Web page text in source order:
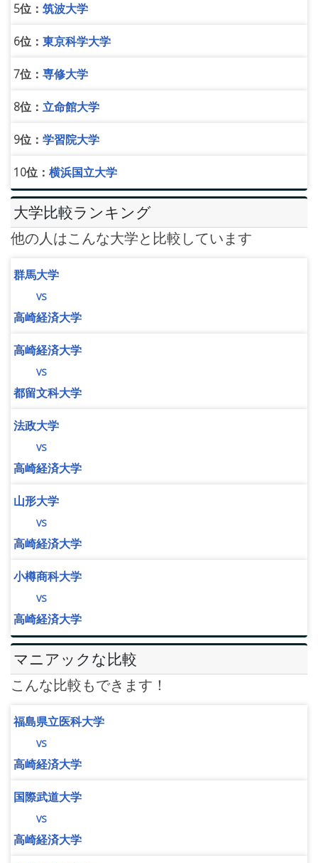
5位： 筑波大学
6位： 東京科学大学
7位： 専修大学
8位： 立命館大学
9位： 学習院大学
10位： 横浜国立大学
大学比較ランキング
他の人はこんな大学と比較しています
群馬大学
vs
高崎経済大学
高崎経済大学
vs
都留文科大学
法政大学
vs
高崎経済大学
山形大学
vs
高崎経済大学
小樽商科大学
vs
高崎経済大学
マニアックな比較
こんな比較もできます！
福島県立医科大学
vs
高崎経済大学
国際武道大学
vs
高崎経済大学